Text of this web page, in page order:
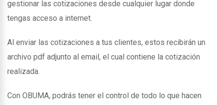
gestionar las cotizaciones desde cualquier lugar donde
tengas acceso a internet.
Al enviar las cotizaciones a tus clientes, estos recibirán un
archivo pdf adjunto al email, el cual contiene la cotización
realizada.
Con OBUMA, podrás tener el control de todo lo que hacen